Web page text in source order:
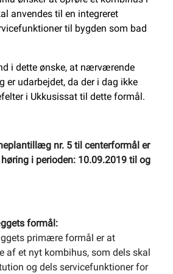
anvendes til en integreret
til bygden som bad
i dette ønske, at nærværende
udarbejdet, da der i dag ikke
i Ukkusissat til dette formål.
nr. 5 til centerformål er
i perioden: 10.09.2019 til og
formål:
primære formål er at
af et nyt kombihus, som dels skal
og dels servicefunktioner for